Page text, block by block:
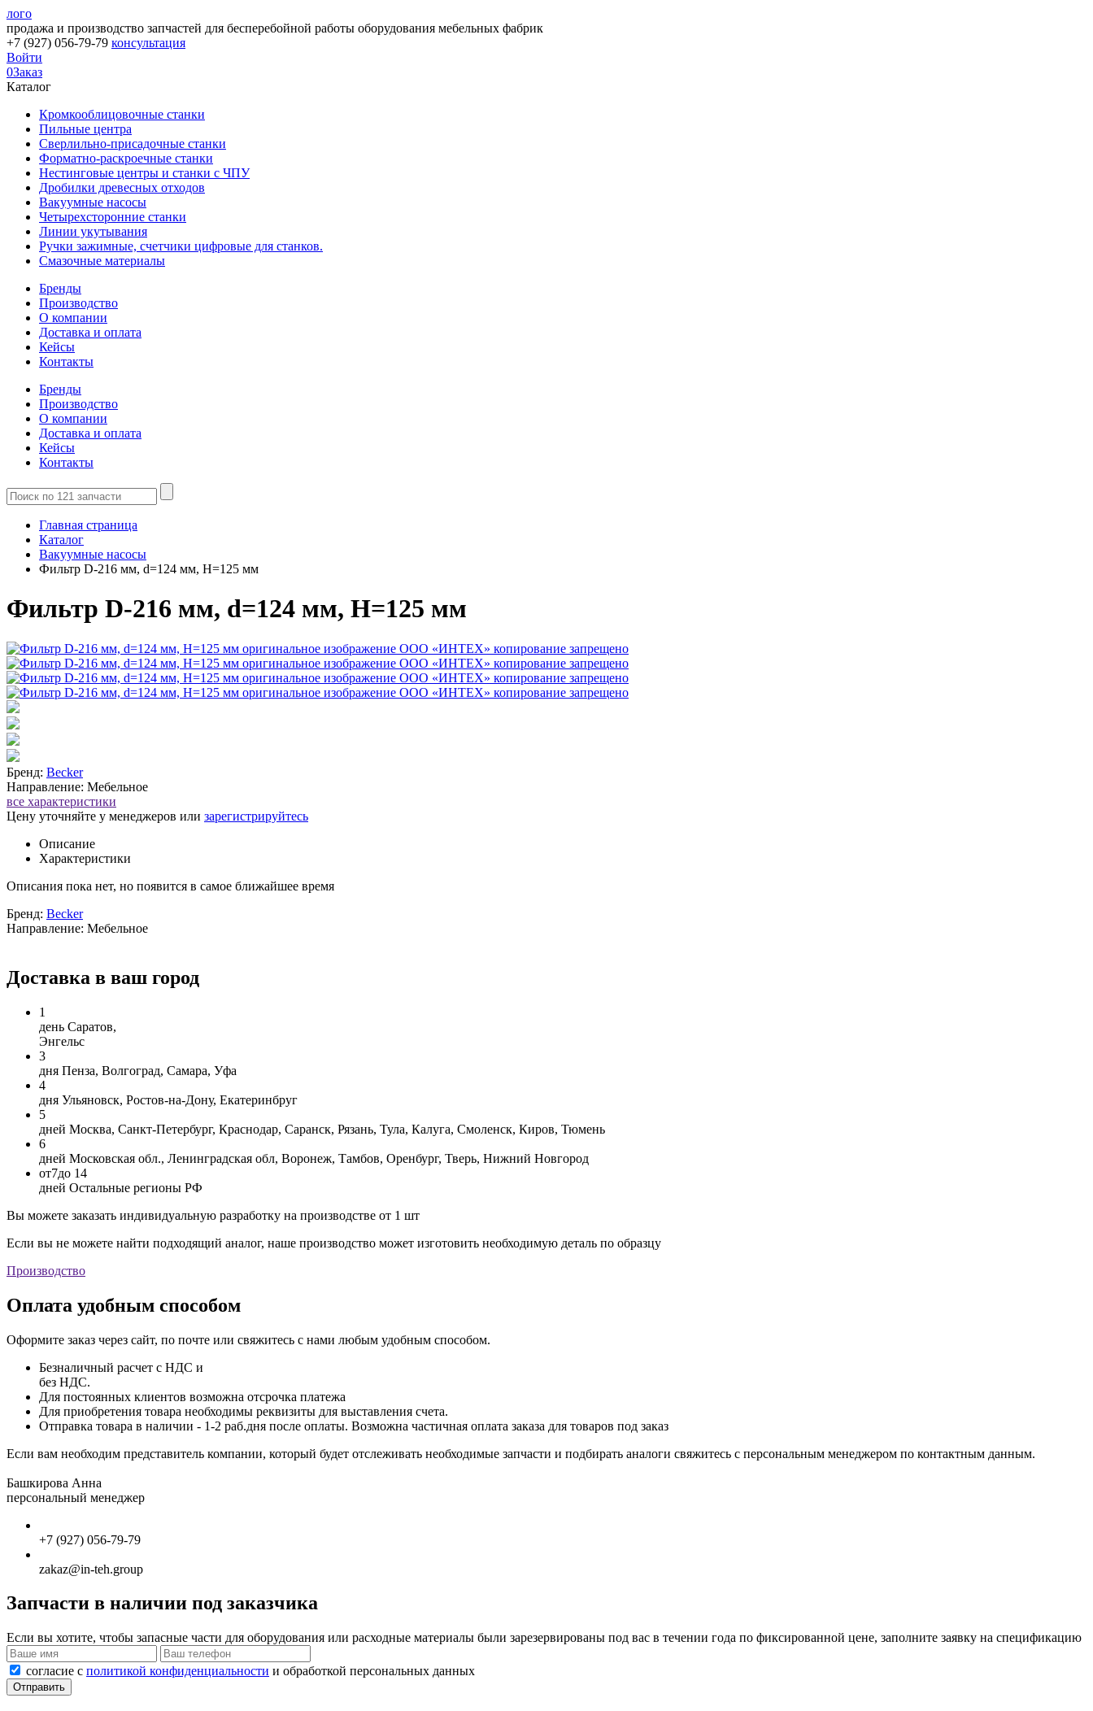
лого
продажа и производство запчастей для бесперебойной работы оборудования мебельных фабрик
+7 (927) 056-79-79 консультация
Войти
0Заказ
Каталог
Кромкооблицовочные станки
Пильные центра
Сверлильно-присадочные станки
Форматно-раскроечные станки
Нестинговые центры и станки с ЧПУ
Дробилки древесных отходов
Вакуумные насосы
Четырехсторонние станки
Линии укутывания
Ручки зажимные, счетчики цифровые для станков.
Смазочные материалы
Бренды
Производство
О компании
Доставка и оплата
Кейсы
Контакты
Бренды
Производство
О компании
Доставка и оплата
Кейсы
Контакты
Главная страница
Каталог
Вакуумные насосы
Фильтр D-216 мм, d=124 мм, Н=125 мм
Фильтр D-216 мм, d=124 мм, Н=125 мм
Бренд: Becker
Направление: Мебельное
все характеристики
Цену уточняйте у менеджеров или зарегистрируйтесь
Описание
Характеристики
Описания пока нет, но появится в самое ближайшее время
Бренд: Becker
Направление: Мебельное
Доставка в ваш город
1
день Саратов,
Энгельс
3
дня Пенза, Волгоград, Самара, Уфа
4
дня Ульяновск, Ростов-на-Дону, Екатеринбруг
5
дней Москва, Санкт-Петербург, Краснодар, Саранск, Рязань, Тула, Калуга, Смоленск, Киров, Тюмень
6
дней Московская обл., Ленинградская обл, Воронеж, Тамбов, Оренбург, Тверь, Нижний Новгород
от7до 14
дней Остальные регионы РФ
Вы можете заказать индивидуальную разработку на производстве от 1 шт
Если вы не можете найти подходящий аналог, наше производство может изготовить необходимую деталь по образцу
Производство
Оплата удобным способом
Оформите заказ через сайт, по почте или свяжитесь с нами любым удобным способом.
Безналичный расчет с НДС и
без НДС.
Для постоянных клиентов возможна отсрочка платежа
Для приобретения товара необходимы реквизиты для выставления счета.
Отправка товара в наличии - 1-2 раб.дня после оплаты. Возможна частичная оплата заказа для товаров под заказ
Если вам необходим представитель компании, который будет отслеживать необходимые запчасти и подбирать аналоги свяжитесь с персональным менеджером по контактным данным.
Башкирова Анна
персональный менеджер
+7 (927) 056-79-79
zakaz@in-teh.group
Запчасти в наличии под заказчика
Если вы хотите, чтобы запасные части для оборудования или расходные материалы были зарезервированы под вас в течении года по фиксированной цене, заполните заявку на спецификацию
согласие с политикой конфиденциальности и обработкой персональных данных
Отправить